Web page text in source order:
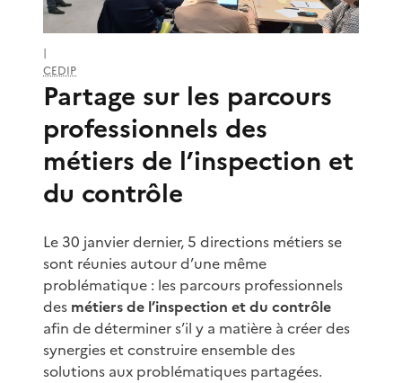
|
CEDIP
Partage sur les parcours
professionnels des
métiers de l’inspection et
du contrôle
Le 30 janvier dernier, 5 directions métiers se
sont réunies autour d’une même
problématique : les parcours professionnels
des métiers de l’inspection et du contrôle
afin de déterminer s’il y a matière à créer des
synergies et construire ensemble des
solutions aux problématiques partagées.